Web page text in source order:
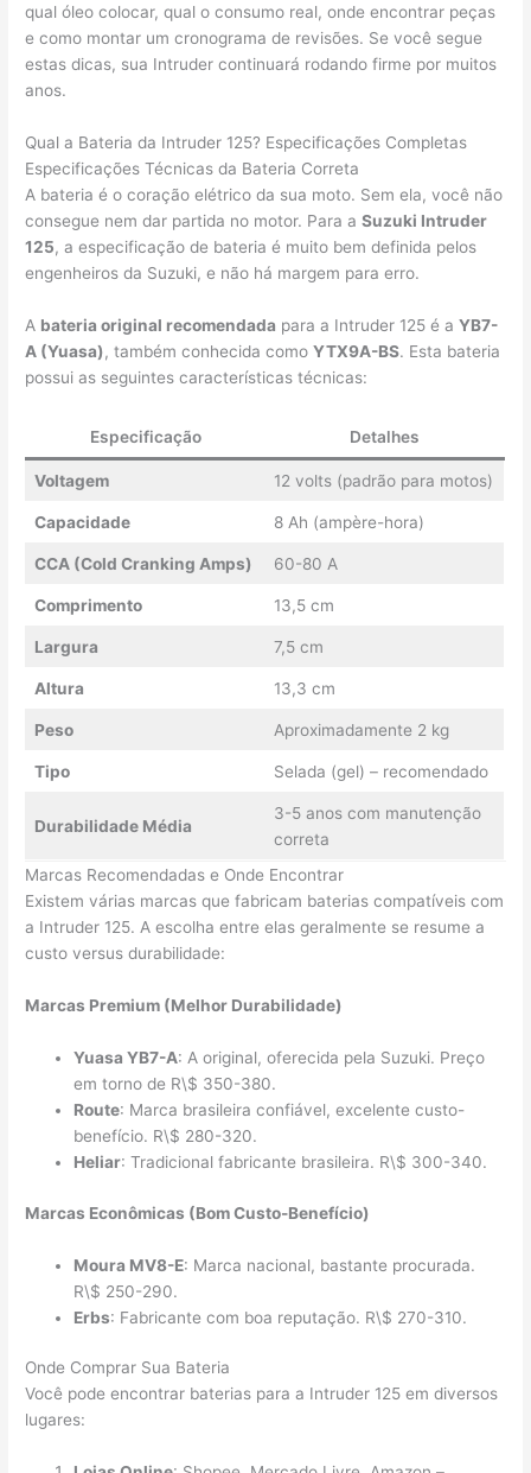
qual óleo colocar, qual o consumo real, onde encontrar peças
e como montar um cronograma de revisões. Se você segue
estas dicas, sua Intruder continuará rodando firme por muitos
anos.
Qual a Bateria da Intruder 125? Especificações Completas
Especificações Técnicas da Bateria Correta
A bateria é o coração elétrico da sua moto. Sem ela, você não
consegue nem dar partida no motor. Para aSuzuki Intruder
125, a especificação de bateria é muito bem definida pelos
engenheiros da Suzuki, e não há margem para erro.
A bateria original recomendada para a Intruder 125 é aYB7-
A (Yuasa), também conhecida comoYTX9A-BS. Esta bateria
possui as seguintes características técnicas:
Especificação Detalhes
Voltagem 12 volts (padrão para motos)
Capacidade 8 Ah (ampère-hora)
CCA (Cold Cranking Amps) 60-80 A
Comprimento 13,5 cm
Largura 7,5 cm
Altura 13,3 cm
Peso Aproximadamente 2 kg
Tipo Selada (gel) – recomendado
Durabilidade Média
3-5 anos com manutenção
correta
Marcas Recomendadas e Onde Encontrar
Existem várias marcas que fabricam baterias compatíveis com
a Intruder 125. A escolha entre elas geralmente se resume a
custo versus durabilidade:
Marcas Premium (Melhor Durabilidade)
Yuasa YB7-A: A original, oferecida pela Suzuki. Preço
em torno de R\$ 350-380.
Route: Marca brasileira confiável, excelente custo-
benefício. R\$ 280-320.
Heliar: Tradicional fabricante brasileira. R\$ 300-340.
Marcas Econômicas (Bom Custo-Benefício)
Moura MV8-E: Marca nacional, bastante procurada.
R\$ 250-290.
Erbs: Fabricante com boa reputação. R\$ 270-310.
Onde Comprar Sua Bateria
Você pode encontrar baterias para a Intruder 125 em diversos
lugares: